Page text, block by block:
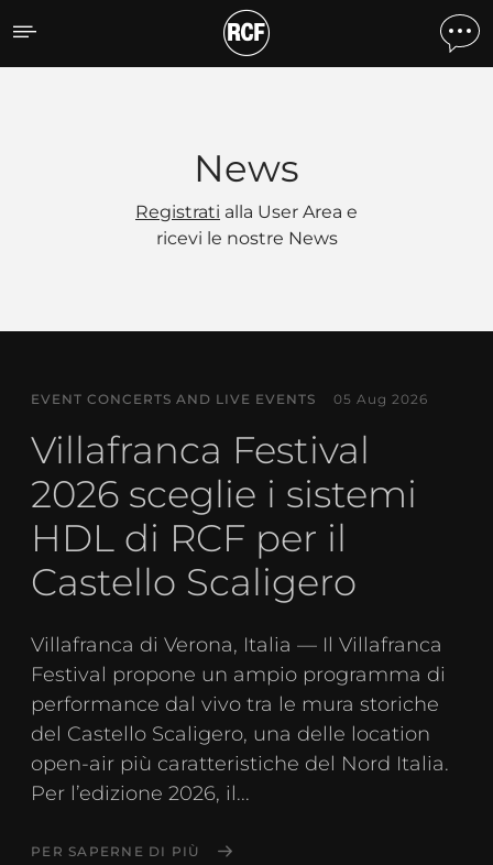
News
News
Registrati alla User Area e
ricevi le nostre News
EVENT CONCERTS AND LIVE EVENTS 05 Aug 2026
Villafranca Festival
2026 sceglie i sistemi
HDL di RCF per il
Castello Scaligero
Villafranca di Verona, Italia — Il Villafranca
Festival propone un ampio programma di
performance dal vivo tra le mura storiche
del Castello Scaligero, una delle location
open-air più caratteristiche del Nord Italia.
Per l’edizione 2026, il...
PER SAPERNE DI PIÙ